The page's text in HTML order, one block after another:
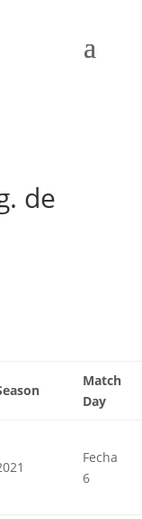
de
Match
Day
Fecha
6